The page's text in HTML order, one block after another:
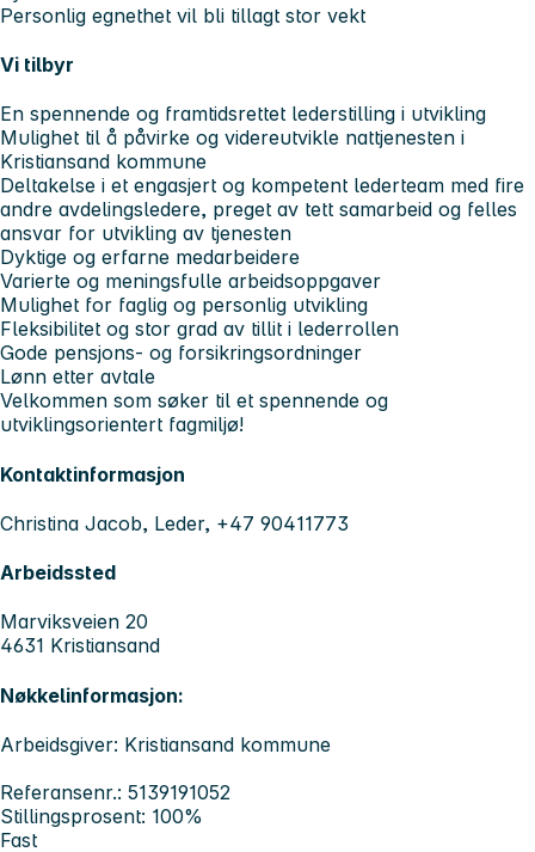
Personlig egnethet vil bli tillagt stor vekt
Vi tilbyr
En spennende og framtidsrettet lederstilling i utvikling
Mulighet til å påvirke og videreutvikle nattjenesten i
Kristiansand kommune
Deltakelse i et engasjert og kompetent lederteam med fire
andre avdelingsledere, preget av tett samarbeid og felles
ansvar for utvikling av tjenesten
Dyktige og erfarne medarbeidere
Varierte og meningsfulle arbeidsoppgaver
Mulighet for faglig og personlig utvikling
Fleksibilitet og stor grad av tillit i lederrollen
Gode pensjons- og forsikringsordninger
Lønn etter avtale
Velkommen som søker til et spennende og
utviklingsorientert fagmiljø!
Kontaktinformasjon
Christina Jacob, Leder, +47 90411773
Arbeidssted
Marviksveien 20
4631 Kristiansand
Nøkkelinformasjon:
Arbeidsgiver: Kristiansand kommune
Referansenr.: 5139191052
Stillingsprosent: 100%
Fast